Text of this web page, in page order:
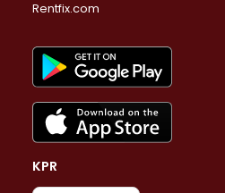
Rentfix.com
KPR